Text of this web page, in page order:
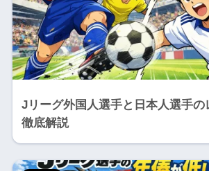
Jリーグ外国人選手と日本人選手の
徹底解説